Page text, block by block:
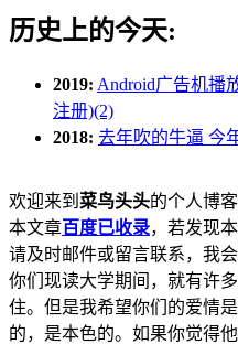
历史上的今天:
2019: Android广告机播
注册)(2)
2018: 去年吹的牛逼 今
欢迎来到 菜鸟头头的个人博客
本文章百度已收录，若发现
请及时邮件或留言联系，我
你们现读大学期间，就有许
住。但是我希望你们的爱情
的，是本色的。如果你觉得